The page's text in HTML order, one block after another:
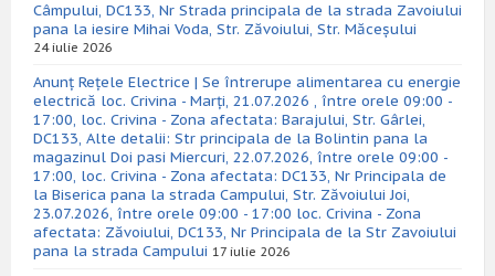
Câmpului, DC133, Nr Strada principala de la strada Zavoiului
pana la iesire Mihai Voda, Str. Zăvoiului, Str. Măceșului
24 iulie 2026
Anunț Rețele Electrice | Se întrerupe alimentarea cu energie
electrică loc. Crivina - Marți, 21.07.2026 , între orele 09:00 -
17:00, loc. Crivina - Zona afectata: Barajului, Str. Gârlei,
DC133, Alte detalii: Str principala de la Bolintin pana la
magazinul Doi pasi Miercuri, 22.07.2026, între orele 09:00 -
17:00, loc. Crivina - Zona afectata: DC133, Nr Principala de
la Biserica pana la strada Campului, Str. Zăvoiului Joi,
23.07.2026, între orele 09:00 - 17:00 loc. Crivina - Zona
afectata: Zăvoiului, DC133, Nr Principala de la Str Zavoiului
pana la strada Campului 17 iulie 2026